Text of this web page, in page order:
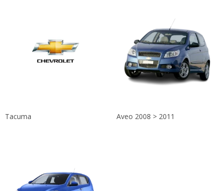
Tacuma Aveo 2008 > 2011